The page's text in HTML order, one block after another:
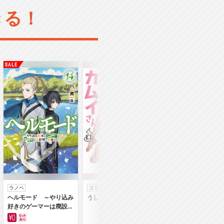
！
ラノベ
ヘルモード ～やり込み
好きのゲーマーは廃設定
の異世界で無双する～
コミック
うしろの正面カムイさん